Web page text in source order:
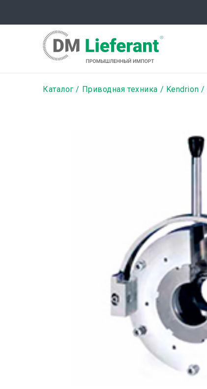
содержанию
Строка
Каталог Приводная техника Kendrion